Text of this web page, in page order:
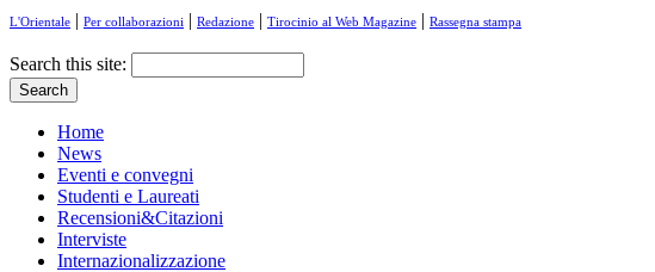
L'Orientale | Per collaborazioni | Redazione | Tirocinio al Web Magazine | Rassegna stampa
Search this site:
Home
News
Eventi e convegni
Studenti e Laureati
Recensioni&Citazioni
Interviste
Internazionalizzazione